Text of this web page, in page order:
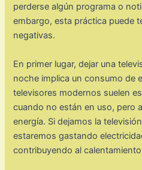
perderse algún programa o
embargo, esta práctica puede
negativas.
En primer lugar, dejar una
noche implica un consumo de
televisores modernos suelen
cuando no están en uso, pero
energía. Si dejamos la
estaremos gastando
contribuyendo al